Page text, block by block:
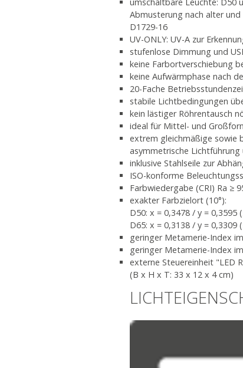
Abmusterung nach alter und
D1729-16
UV-ONLY: UV-A zur
stufenlose Dimmung und
keine Farbortverschiebung
keine Aufwärmphase nach
20-Fache
stabile Lichtbedingungen
kein lästiger Röhrentausch
ideal für Mittel- und
extrem gleichmäßige sowie
asymmetrische Lichtführung
inklusive Stahlseile zur
ISO-konforme
Farbwiedergabe (CRI) Ra ≥
exakter Farbzielort (10°):
D50: x = 0,3478 / y = 0,3595
D65: x = 0,3138 / y = 0,3309
geringer Metamerie-Index
geringer Metamerie-Index
externe Steuereinheit "LED
(B x H x T: 33 x 12 x 4 cm)